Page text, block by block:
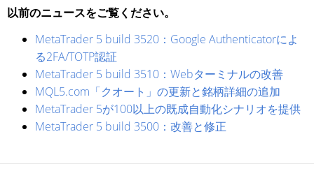
以前のニュースをご覧ください。
MetaTrader 5 build 3520：Google Authenticatorによ
る2FA/TOTP認証
MetaTrader 5 build 3510：Webターミナルの改善
MQL5.com「クオート」の更新と銘柄詳細の追加
MetaTrader 5が100以上の既成自動化シナリオを提供
MetaTrader 5 build 3500：改善と修正